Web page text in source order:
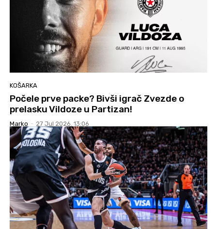
KOŠARKA
Počele prve packe? Bivši igrač Zvezde o
prelasku Vildoze u Partizan!
Marko - 27 Jul 2026. 13:06